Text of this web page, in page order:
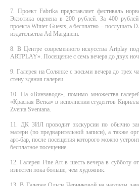
7. Проект Fabrika представляет фестиваль
Экзотика оценена в 200 рублей. За 400
проекта Winter Guests, а бесплатно –
издательства Ad Marginem.
8. В Центре современного искусства Artplay
ARTPLAY». Посещение с семь вечера до двух
9. Галерея на Солянке с восьми вечера до
стену здания галереи.
10. На «Винзаводе», помимо множества
«Красная Ветка» в исполнении студентов
Zventa Sventana.
11. ДК ЗИЛ проводит экскурсии по обычно
матери (по предварительной записи), а также
арт-бар, после посещения которого можно
бесплатное посещение.
12. Галерея Fine Art в шесть вечера в субботу
известен пока больше, чем художник.